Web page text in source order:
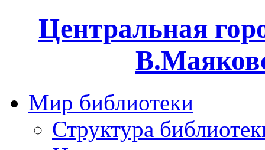
Центральная
Мир библиотеки
Структура